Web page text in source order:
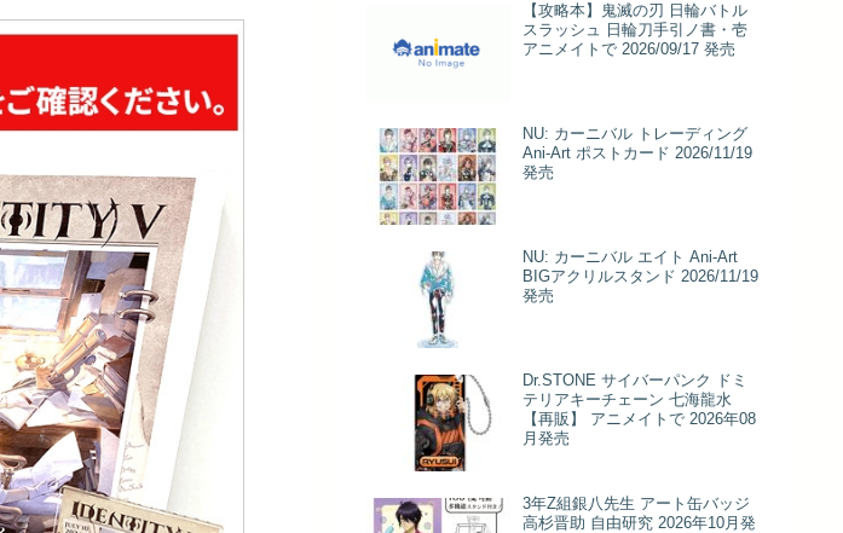
【攻略本】鬼滅の刃 日輪バトル
スラッシュ 日輪刀手引ノ書・壱
アニメイトで 2026/09/17 発売
NU: カーニバル トレーディング
Ani-Art ポストカード 2026/11/19
発売
NU: カーニバル エイト Ani-Art
BIGアクリルスタンド 2026/11/19
発売
Dr.STONE サイバーパンク ドミ
テリアキーチェーン 七海龍水
【再販】 アニメイトで 2026年08
月発売
3年Z組銀八先生 アート缶バッジ
高杉晋助 自由研究 2026年10月発